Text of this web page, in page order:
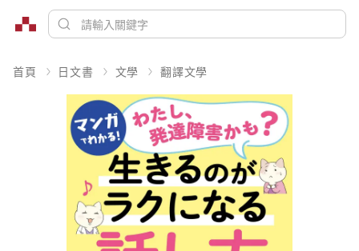
首頁 日文書 文學 翻譯文學